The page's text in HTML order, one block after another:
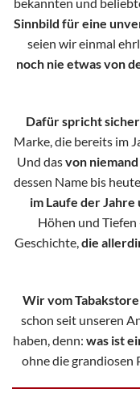
Sinnbild für eine
seien wir einmal
noch nie etwas von
Dafür spricht
Marke, die bereits im
Und dasvon
dessen Name bis
im Laufe der
Höhen und
Geschichte,die
Wir vom
schon seit unseren
haben, denn: was ist
ohne die grandiosen